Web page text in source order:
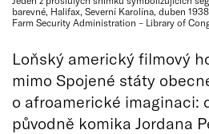
barevné, Halifax, Severní Karolína, duben
Farm Security Administration – Library of
Loňský americký filmový
mimo Spojené státy
o afroamerické imaginaci:
původně komika Jordana